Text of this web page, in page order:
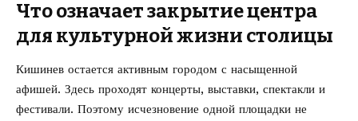
Что означает закрытие центра
для культурной жизни столицы
Кишинев остается активным городом с насыщенной
афишей. Здесь проходят концерты, выставки, спектакли и
фестивали. Поэтому исчезновение одной площадки не